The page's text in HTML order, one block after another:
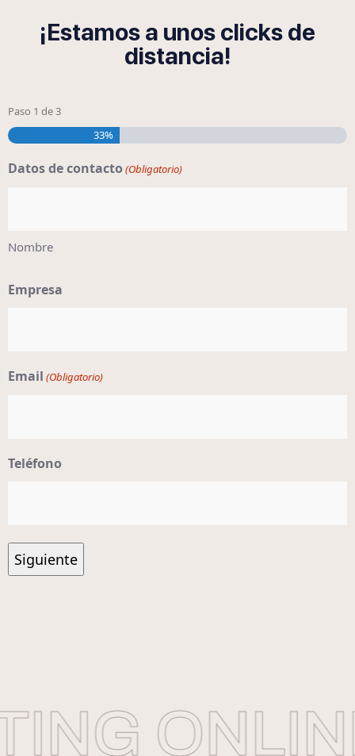
¡Estamos a unos clicks de
distancia!
Paso 1 de3
33%
Datos de contacto (Obligatorio)
Nombre
Empresa
Email (Obligatorio)
Teléfono